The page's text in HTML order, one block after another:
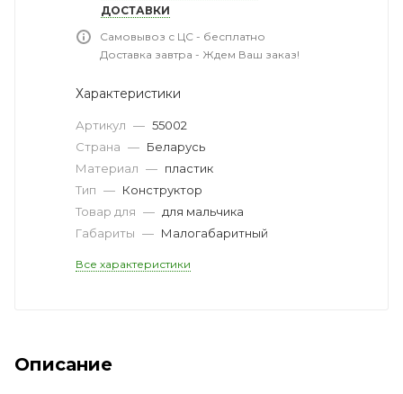
ДОСТАВКИ
Самовывоз с ЦС - бесплатно
Доставка завтра - Ждем Ваш заказ!
Характеристики
Артикул — 55002
Страна — Беларусь
Материал — пластик
Тип — Конструктор
Товар для — для мальчика
Габариты — Малогабаритный
Все характеристики
Описание